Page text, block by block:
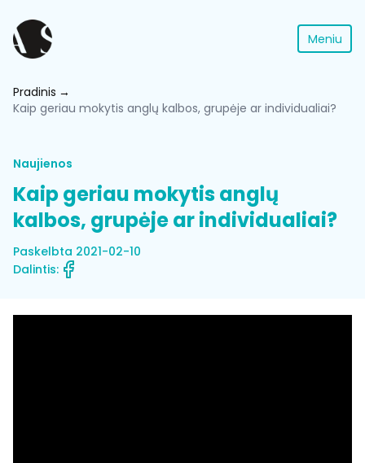
Meniu
Pradinis
Kaip geriau mokytis anglų kalbos, grupėje ar individualiai?
Naujienos
Kaip geriau mokytis anglų
kalbos, grupėje ar individualiai?
Paskelbta 2021-02-10
Dalintis: